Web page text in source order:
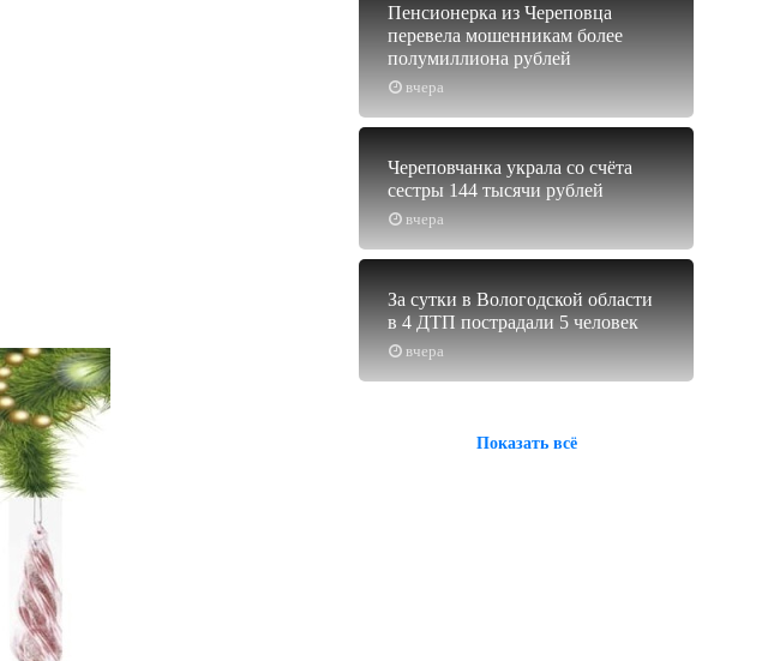
вчера
Пенсионерка из Череповца
перевела мошенникам более
полумиллиона рублей
вчера
Череповчанка украла со счёта
сестры 144 тысячи рублей
вчера
За сутки в Вологодской области
в 4 ДТП пострадали 5 человек
Показать всё